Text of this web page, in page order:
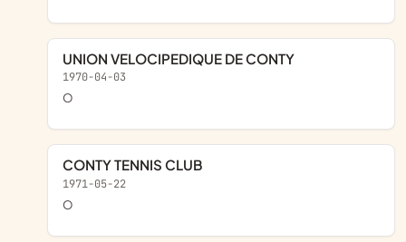
UNION VELOCIPEDIQUE DE CONTY
1970-04-03
o
CONTY TENNIS CLUB
1971-05-22
o